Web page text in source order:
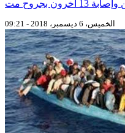
الخميس، 6 ديسمبر، 2018 - 09:21